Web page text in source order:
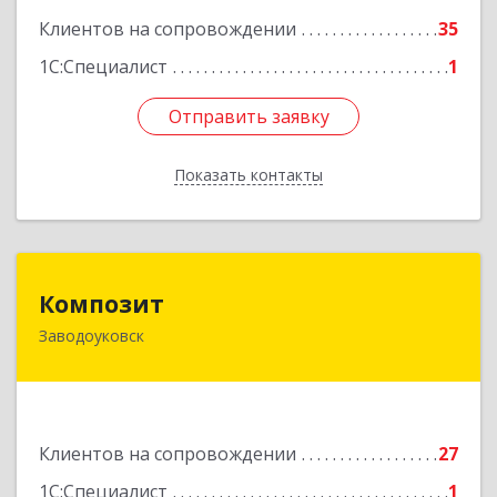
Клиентов на сопровождении
35
1С:Специалист
1
Отправить заявку
Показать контакты
Подробнее
Отправить заявку
Назад
Композит
Заводоуковск
Клиентов на сопровождении
27
1С:Специалист
1
627140, Тюменская обл, Заводоуковский р-н,